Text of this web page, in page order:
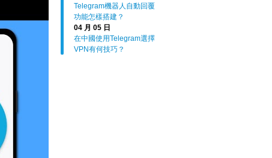
Telegram機器人自動回覆
功能怎樣搭建？
04 月 05 日
在中國使用Telegram選擇
VPN有何技巧？